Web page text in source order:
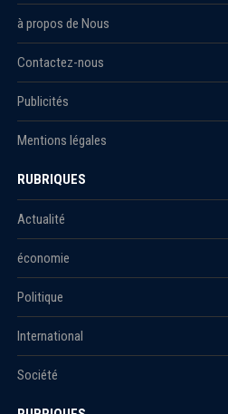
à propos de Nous
Contactez-nous
Publicités
Mentions légales
RUBRIQUES
Actualité
économie
Politique
International
Société